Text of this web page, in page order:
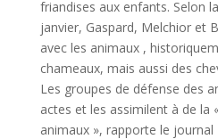
friandises aux enfants. Selon la
janvier, Gaspard, Melchior et
avec les animaux,
chameaux, mais aussi des
Les groupes de défense des
actes et les assimilent à de la
animaux », rapporte le journal